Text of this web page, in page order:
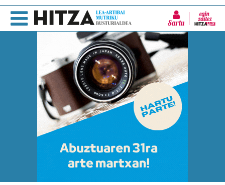
Sartu